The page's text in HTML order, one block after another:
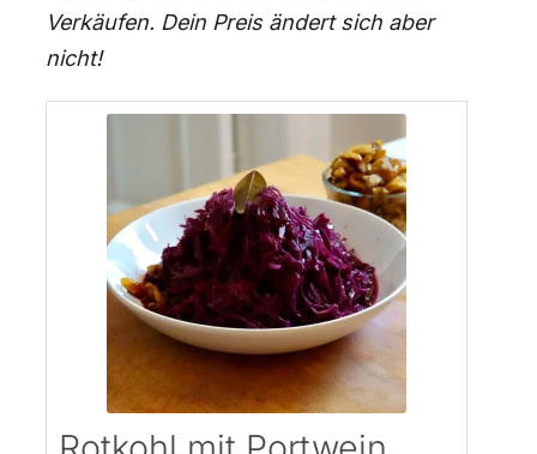
Verkäufen. Dein Preis ändert sich aber
nicht!